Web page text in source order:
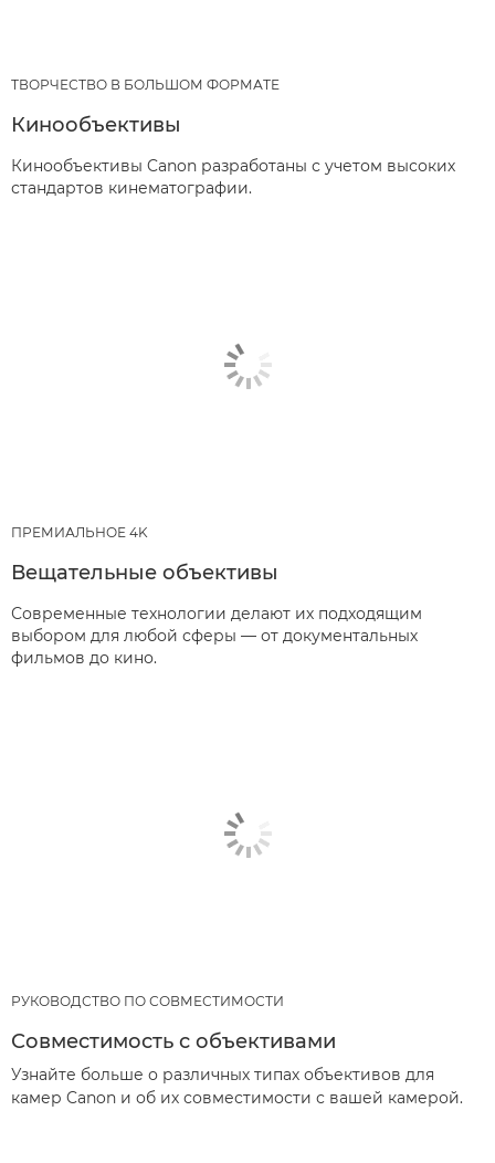
ТВОРЧЕСТВО В БОЛЬШОМ ФОРМАТЕ
Кинообъективы
Кинообъективы Canon разработаны с учетом высоких
стандартов кинематографии.
ПРЕМИАЛЬНОЕ 4K
Вещательные объективы
Современные технологии делают их подходящим
выбором для любой сферы — от документальных
фильмов до кино.
РУКОВОДСТВО ПО СОВМЕСТИМОСТИ
Совместимость с объективами
Узнайте больше о различных типах объективов для
камер Canon и об их совместимости с вашей камерой.